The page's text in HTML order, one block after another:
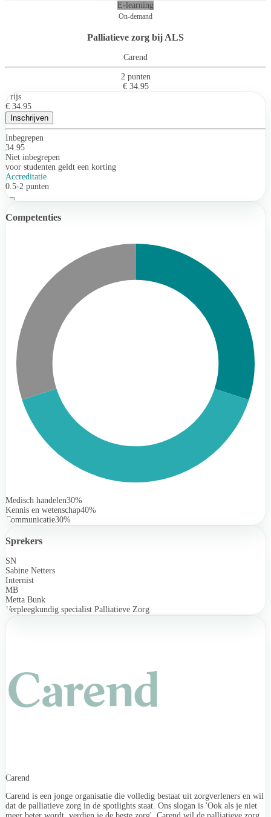
E-learning
On-demand
Palliatieve zorg bij ALS
Carend
2 punten
€ 34.95
Prijs
€ 34.95
Inschrijven
Inbegrepen
34.95
Niet inbegrepen
voor studenten geldt een korting
Accreditatie
0.5-2 punten
Competenties
Medisch handelen30%
Kennis en wetenschap40%
Communicatie30%
Sprekers
SN
Sabine Netters
Internist
MB
Metta Bunk
Verpleegkundig specialist Palliatieve Zorg
Carend
Carend is een jonge organisatie die volledig bestaat uit zorgverleners en wil
dat de palliatieve zorg in de spotlights staat. Ons slogan is 'Ook als je niet